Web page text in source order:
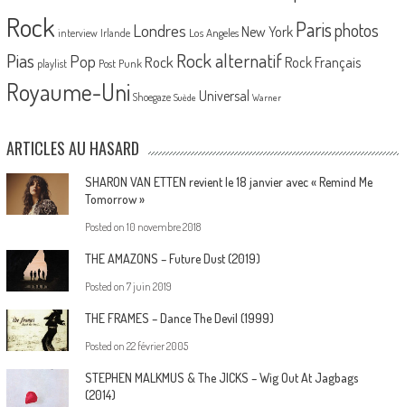
Rock interview Irlande Londres Los Angeles New York Parisphotos
Pias playlist Pop Post Punk Rock Rock alternatif Rock Français
Royaume-Uni Shoegaze Suède Universal Warner
ARTICLES AU HASARD
SHARON VAN ETTEN revient le 18 janvier avec « Remind Me
Tomorrow »
Posted on 10 novembre 2018
THE AMAZONS – Future Dust (2019)
Posted on 7 juin 2019
THE FRAMES – Dance The Devil (1999)
Posted on 22 février 2005
STEPHEN MALKMUS & The JICKS – Wig Out At Jagbags
(2014)